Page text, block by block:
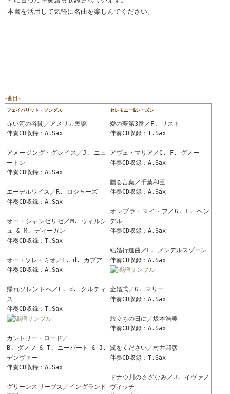
本書を活用して気軽に名曲を楽しんでください。
☆曲目☆
フェイバリット・ソングス セレモニー&シーズン
赤い河の谷間／アメリカ民謡
伴奏CD収録：A.Sax
アメージング・グレイス／J. ニュ
ートン
伴奏CD収録：A.Sax
エーデルワイス／R. ロジャーズ
伴奏CD収録：A.Sax
オー・シャンゼリゼ／M. ウィルシ
ュ & M. ディーガン
伴奏CD収録：T.Sax
オー・ソレ・ミオ／E. d. カプア
伴奏CD収録：A.Sax
帰れソレントへ／E. d. クルティ
ス
伴奏CD収録：T.Sax
カントリー・ロード／
B. ダノフ & T. ニーバート & J.
デンヴァー
伴奏CD収録：A.Sax
グリーンスリーブス／イングランド
愛の夢第3番／F. リスト
伴奏CD収録：T.Sax
アヴェ・マリア／C. F. グノー
伴奏CD収録：A.Sax
贈る言葉／千葉和臣
伴奏CD収録：A.Sax
オンブラ・マイ・フ／G. F. ヘン
デル
伴奏CD収録：A.Sax
結婚行進曲／F. メンデルスゾーン
伴奏CD収録：A.Sax
金婚式／G. マリー
伴奏CD収録：A.Sax
旅立ちの日に／坂本浩美
伴奏CD収録：A.Sax
翼をください／村井邦彦
伴奏CD収録：T.Sax
ドナウ川のさざなみ／J. イヴァノ
ヴィッチ